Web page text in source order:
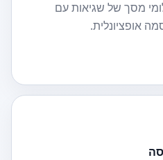
מסך של שגיאות עם
אופציונלית.